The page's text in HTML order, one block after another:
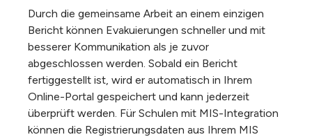
Durch die gemeinsame Arbeit an einem einzigen
Bericht können Evakuierungen schneller und mit
besserer Kommunikation als je zuvor
abgeschlossen werden. Sobald ein Bericht
fertiggestellt ist, wird er automatisch in Ihrem
Online-Portal gespeichert und kann jederzeit
überprüft werden. Für Schulen mit MIS-Integration
können die Registrierungsdaten aus Ihrem MIS